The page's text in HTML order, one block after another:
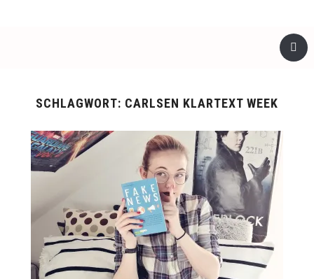
SCHLAGWORT: CARLSEN KLARTEXT WEEK